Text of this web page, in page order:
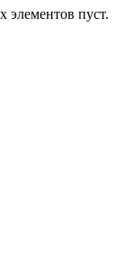
элементов пуст.